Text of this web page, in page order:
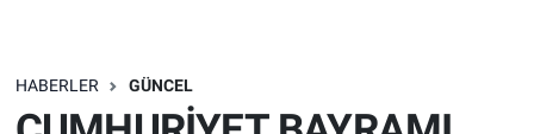
HABERLER GÜNCEL